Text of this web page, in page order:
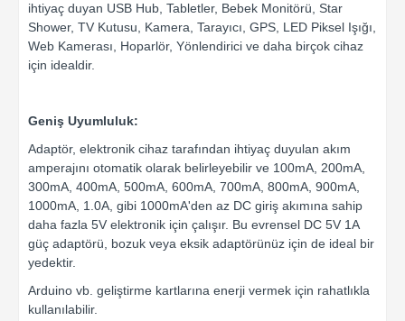
ihtiyaç duyan USB Hub, Tabletler, Bebek Monitörü, Star
Shower, TV Kutusu, Kamera, Tarayıcı, GPS, LED Piksel Işığı,
Web Kamerası, Hoparlör, Yönlendirici ve daha birçok cihaz
için idealdir.
Geniş Uyumluluk:
Adaptör, elektronik cihaz tarafından ihtiyaç duyulan akım
amperajını otomatik olarak belirleyebilir ve 100mA, 200mA,
300mA, 400mA, 500mA, 600mA, 700mA, 800mA, 900mA,
1000mA, 1.0A, gibi 1000mA'den az DC giriş akımına sahip
daha fazla 5V elektronik için çalışır. Bu evrensel DC 5V 1A
güç adaptörü, bozuk veya eksik adaptörünüz için de ideal bir
yedektir.
Arduino vb. geliştirme kartlarına enerji vermek için rahatlıkla
kullanılabilir.